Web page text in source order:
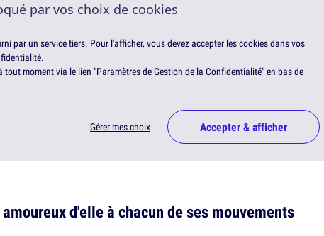
par vos choix de cookies
par un service tiers. Pour l'afficher, vous devez accepter les cookies dans vos
tout moment via le lien "Paramètres de Gestion de la Confidentialité" en bas de
Gérer mes choix Accepter & afficher
d'elle à chacun de ses mouvements